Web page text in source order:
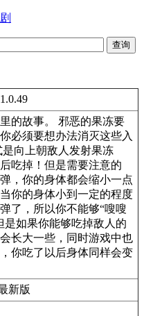
的故事。 邪恶的果冻要
必须要想办法消灭这些入
向上朝敌人发射果冻
吃掉！但是需要注意的
，你的身体都会缩小一点
你的身体小到一定的程度
了，所以你不能够“嗖嗖
是如果你能够吃掉敌人的
长大一些，同时游戏中也
你吃了以后身体同样会变
新版